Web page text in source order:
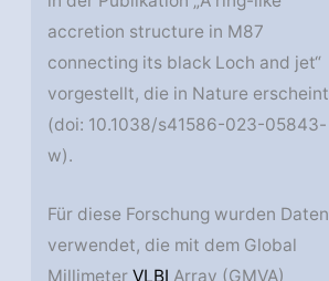
accretion structure in M87
connecting its black Loch and jet“
vorgestellt, die in Nature erscheint
(doi: 10.1038/s41586-023-05843-
w).
Für diese Forschung wurden Daten
verwendet, die mit dem Global
MillimeterVLBI Array (GMVA)